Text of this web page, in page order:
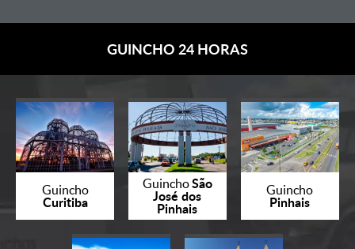
GUINCHO 24 HORAS
Guincho
Curitiba
GuinchoSão
José dos
Pinhais
Guincho
Pinhais